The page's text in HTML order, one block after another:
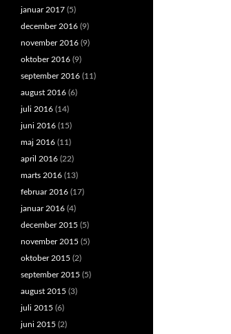
januar 2017 (5)
december 2016 (9)
november 2016 (9)
oktober 2016 (9)
september 2016 (11)
august 2016 (6)
juli 2016 (14)
juni 2016 (15)
maj 2016 (11)
april 2016 (22)
marts 2016 (13)
februar 2016 (17)
januar 2016 (4)
december 2015 (5)
november 2015 (5)
oktober 2015 (2)
september 2015 (5)
august 2015 (3)
juli 2015 (6)
juni 2015 (2)